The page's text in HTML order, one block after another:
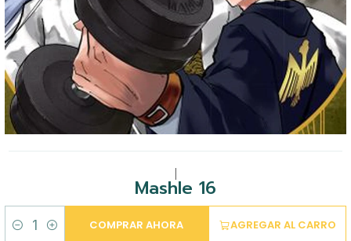
Mashle 16
Cantidad
AGREGAR AL CARRO
COMPRAR AHORA